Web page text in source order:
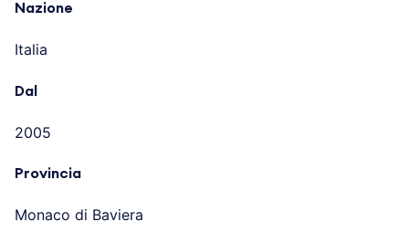
Nazione
Italia
Dal
2005
Provincia
Monaco di Baviera